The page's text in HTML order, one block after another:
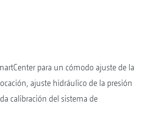
para un cómodo ajuste de la
ajuste hidráulico de la presión
calibración del sistema de